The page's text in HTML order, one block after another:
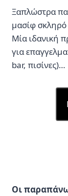
Ξαπλώστρα
μασίφ
Μία ιδανική
για
bar, πισίνες)…
Οι